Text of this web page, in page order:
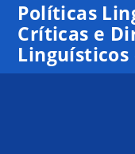
Políticas
Críticas e
Linguísticos